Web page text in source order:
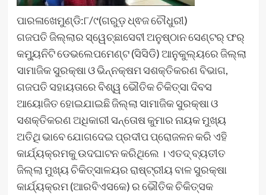
ପାରଳାଖେମୁଣ୍ଡି:୮/୯(ଗରୁଡ଼ ଧ୍ଵଜ ଚୌଧୁରୀ)
ଗଜପତି ଜିଲ୍ଲାର ସ୍ୱେଚ୍ଛାସେବୀ ଅନୁଷ୍ଠାନ ସେଣ୍ଟର୍ ଫର୍
କମ୍ୟୁନିଟି ଡେଭଲେପମେଣ୍ଟ (ସିସିଡି) ଆନୁକୁଲ୍ୟରେ ଜିଲ୍ଲା
ସାମାଜିକ ସୁରକ୍ଷା ଓ ଭିନ୍ନକ୍ଷମ ସଶକ୍ତିକରଣ ବିଭାଗ,
ଗଜପତି ସହାୟତାରେ ବିଶ୍ୱ ଭୌତିକ ଚିକିତ୍ସା ଦିବସ
ଆୟୋଜିତ ହୋଇଯାଇଛି ଜିଲ୍ଲା ସାମାଜିକ ସୁରକ୍ଷା ଓ
ସଶକ୍ତିକରଣ ଅଧିକାରୀ ସନ୍ତୋଷ କୁମାର ନାୟକ ମୁଖ୍ୟ
ଅତିଥି ଭାବେ ଯୋଗଦେଇ ପ୍ରଦୀପ ପ୍ରୋଜଳନ କରି ଏହି
କାର୍ଯ୍ୟକ୍ରମକୁ ଉଦଘାଟନ କରିଥିଲେ । ଏତଦ୍ ବ୍ୟତୀତ
ଜିଲ୍ଲା ମୁଖ୍ୟ ଚିକିତ୍ସାଳୟର ରାଷ୍ଟ୍ରୀୟ ବାଳ ସୁରକ୍ଷା
କାର୍ଯ୍ୟକ୍ରମ (ଆରବିଏସକେ) ର ଭୌତିକ ଚିକିତ୍ସକ